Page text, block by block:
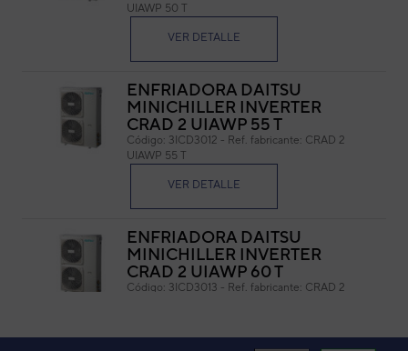
UIAWP 50 T
VER DETALLE
ENFRIADORA DAITSU
MINICHILLER INVERTER
CRAD 2 UIAWP 55 T
Código: 3ICD3012 - Ref. fabricante: CRAD 2
UIAWP 55 T
VER DETALLE
ENFRIADORA DAITSU
MINICHILLER INVERTER
CRAD 2 UIAWP 60 T
Código: 3ICD3013 - Ref. fabricante: CRAD 2